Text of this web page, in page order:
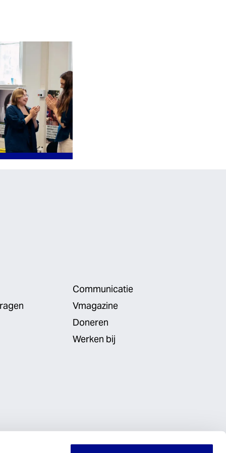
Communicatie
Vmagazine
Doneren
Werken bij